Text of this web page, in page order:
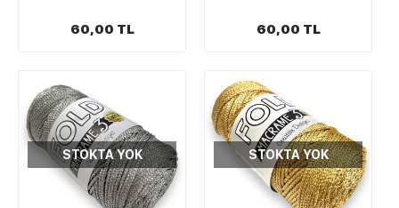
60,00 TL 60,00 TL
STOKTA YOK STOKTA YOK